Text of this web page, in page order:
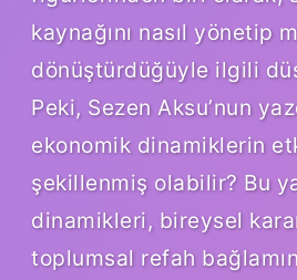
kaynağını nasıl yönetip
dönüştürdüğüyle ilgili
Peki, Sezen Aksu’nun
ekonomik dinamiklerin
şekillenmiş olabilir? Bu
dinamikleri, bireysel
toplumsal refah